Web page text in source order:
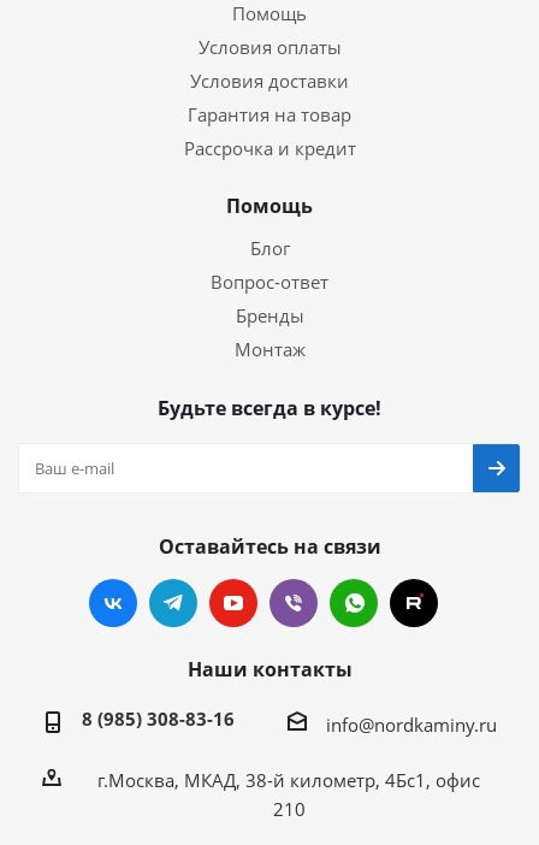
Помощь
Условия оплаты
Условия доставки
Гарантия на товар
Рассрочка и кредит
Помощь
Блог
Вопрос-ответ
Бренды
Монтаж
Будьте всегда в курсе!
Оставайтесь на связи
Наши контакты
8 (985) 308-83-16 info@nordkaminy.ru
г.Москва, МКАД, 38-й километр, 4Бс1, офис
210